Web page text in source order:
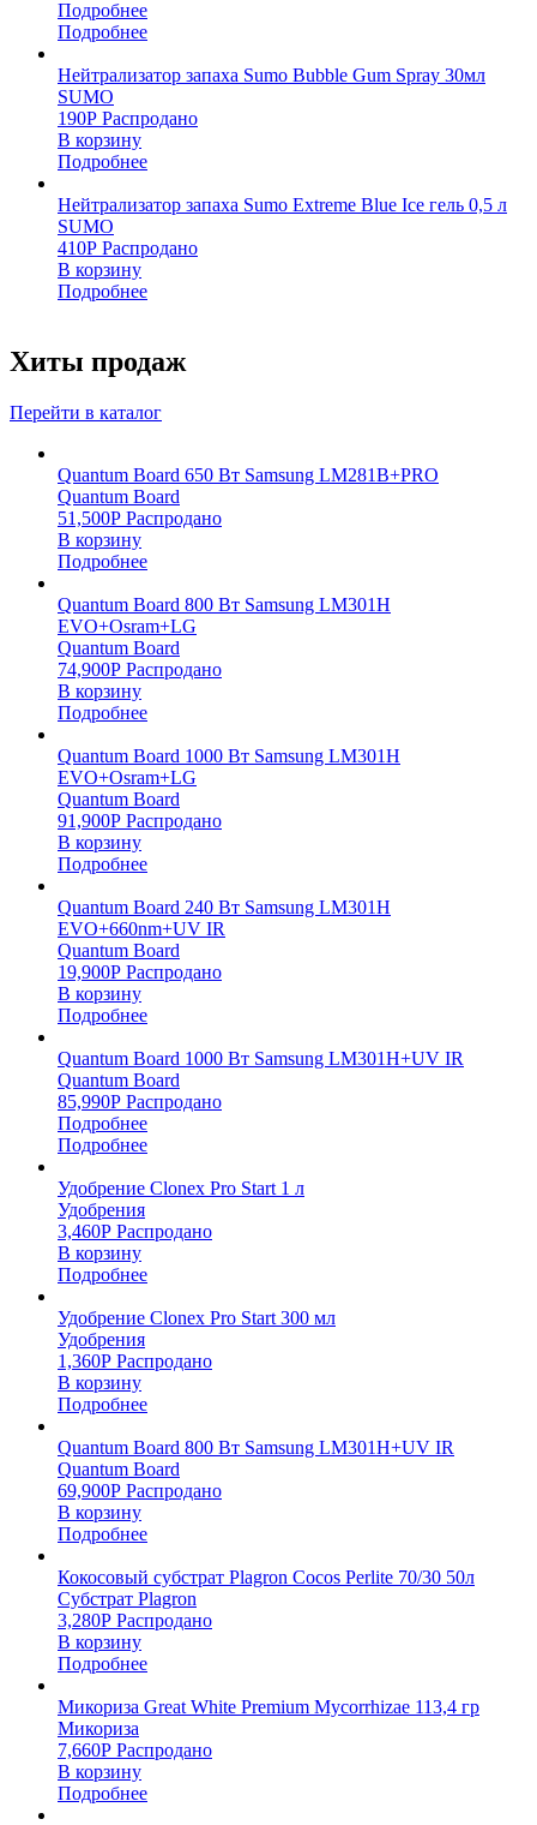
Подробнее
Подробнее
Нейтрализатор запаха Sumo Bubble Gum Spray 30мл
SUMO
190Р Распродано
В корзину
Подробнее
Нейтрализатор запаха Sumo Extreme Blue Ice гель 0,5 л
SUMO
410Р Распродано
В корзину
Подробнее
Хиты продаж
Перейти в каталог
Quantum Board 650 Вт Samsung LM281B+PRO
Quantum Board
51,500Р Распродано
В корзину
Подробнее
Quantum Board 800 Вт Samsung LM301H
EVO+Osram+LG
Quantum Board
74,900Р Распродано
В корзину
Подробнее
Quantum Board 1000 Вт Samsung LM301H
EVO+Osram+LG
Quantum Board
91,900Р Распродано
В корзину
Подробнее
Quantum Board 240 Вт Samsung LM301H
EVO+660nm+UV IR
Quantum Board
19,900Р Распродано
В корзину
Подробнее
Quantum Board 1000 Вт Samsung LM301H+UV IR
Quantum Board
85,990Р Распродано
Подробнее
Подробнее
Удобрение Clonex Pro Start 1 л
Удобрения
3,460Р Распродано
В корзину
Подробнее
Удобрение Clonex Pro Start 300 мл
Удобрения
1,360Р Распродано
В корзину
Подробнее
Quantum Board 800 Вт Samsung LM301H+UV IR
Quantum Board
69,900Р Распродано
В корзину
Подробнее
Кокосовый субстрат Plagron Cocos Perlite 70/30 50л
Субстрат Plagron
3,280Р Распродано
В корзину
Подробнее
Микориза Great White Premium Mycorrhizae 113,4 гр
Микориза
7,660Р Распродано
В корзину
Подробнее